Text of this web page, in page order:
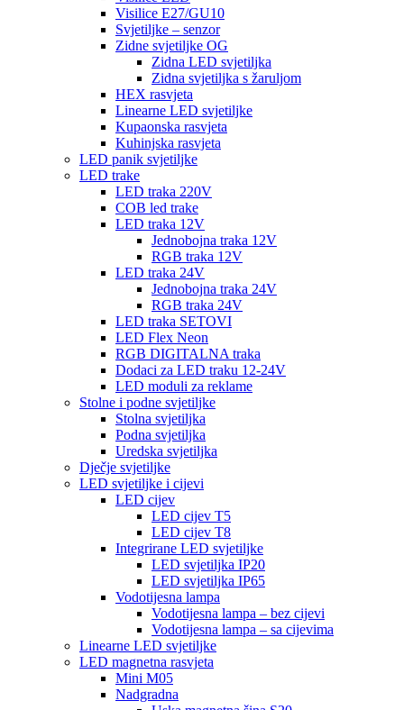
Visilice E27/GU10
Svjetiljke – senzor
Zidne svjetiljke OG
Zidna LED svjetiljka
Zidna svjetiljka s žaruljom
HEX rasvjeta
Linearne LED svjetiljke
Kupaonska rasvjeta
Kuhinjska rasvjeta
LED panik svjetiljke
LED trake
LED traka 220V
COB led trake
LED traka 12V
Jednobojna traka 12V
RGB traka 12V
LED traka 24V
Jednobojna traka 24V
RGB traka 24V
LED traka SETOVI
LED Flex Neon
RGB DIGITALNA traka
Dodaci za LED traku 12-24V
LED moduli za reklame
Stolne i podne svjetiljke
Stolna svjetiljka
Podna svjetiljka
Uredska svjetiljka
Dječje svjetiljke
LED svjetiljke i cijevi
LED cijev
LED cijev T5
LED cijev T8
Integrirane LED svjetiljke
LED svjetiljka IP20
LED svjetiljka IP65
Vodotijesna lampa
Vodotijesna lampa – bez cijevi
Vodotijesna lampa – sa cijevima
Linearne LED svjetiljke
LED magnetna rasvjeta
Mini M05
Nadgradna